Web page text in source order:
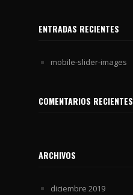
ENTRADAS RECIENTES
mobile-slider-images
COMENTARIOS RECIENTES
ARCHIVOS
diciembre 2019